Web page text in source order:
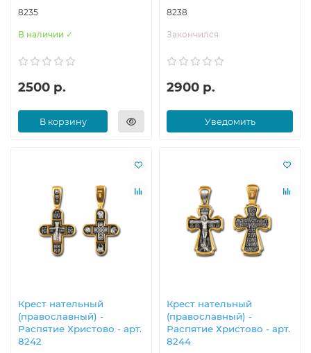
8235
В наличии ✓
2500 р.
В корзину
8238
Закончился
2900 р.
Уведомить
Крест нательный
(православный) -
Распятие Христово - арт.
8242
Крест нательный
(православный) -
Распятие Христово - арт.
8244